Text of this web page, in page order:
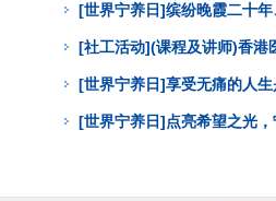
[世界宁养日]缤纷晚霞二十
[社工活动](课程及讲师)香
[世界宁养日]享受无痛的人
[世界宁养日]点亮希望之光